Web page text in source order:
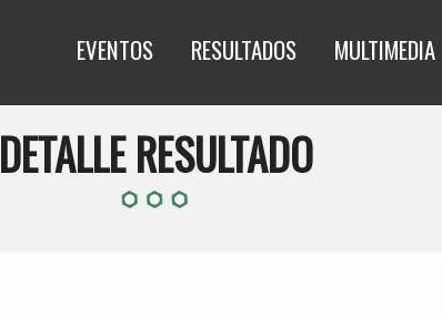
EVENTOS RESULTADOS MULTIMEDIA
DETALLE RESULTADO